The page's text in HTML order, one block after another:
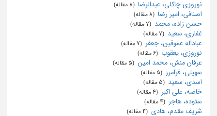
نوروزی چاکلی، عبدالرضا
اصنافی، امیر رضا
حسن زاده، محمد
غفاری، سعید
عباداله عموقین، جعفر
نوروزی، یعقوب
عرفان منش، محمد امین
سهیلی، فرامرز
اسدی، سعید
خاصه، علی اکبر
ستوده، هاجر
شریف مقدم، هادی